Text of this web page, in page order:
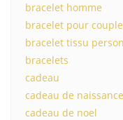
bracelet homme
bracelet pour couple
bracelet tissu
bracelets
cadeau
cadeau de naissance
cadeau de noel